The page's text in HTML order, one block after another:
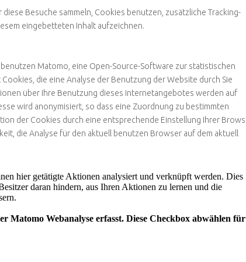
Besuche sammeln, Cookies benutzen, zusätzliche Tracking-
eingebetteten Inhalt aufzeichnen.
Matomo, eine Open-Source-Software zur statistischen
die eine Analyse der Benutzung der Website durch Sie
über Ihre Benutzung dieses Internetangebotes werden auf
wird anonymisiert, so dass eine Zuordnung zu bestimmten
der Cookies durch eine entsprechende Einstellung Ihrer
die Analyse für den aktuell benutzen Browser auf dem aktuell